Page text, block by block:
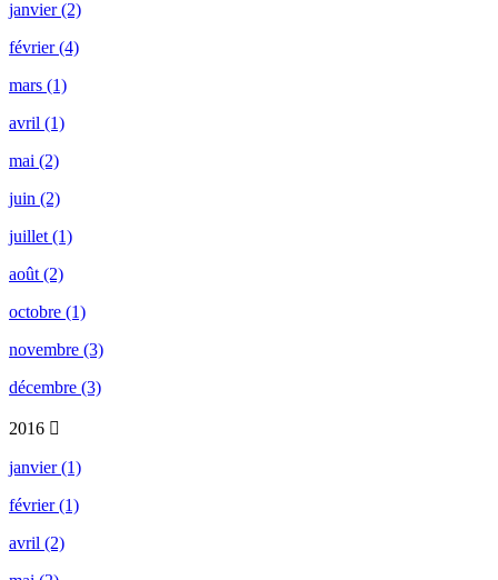
janvier (2)
février (4)
mars (1)
avril (1)
mai (2)
juin (2)
juillet (1)
août (2)
octobre (1)
novembre (3)
décembre (3)
2016
janvier (1)
février (1)
avril (2)